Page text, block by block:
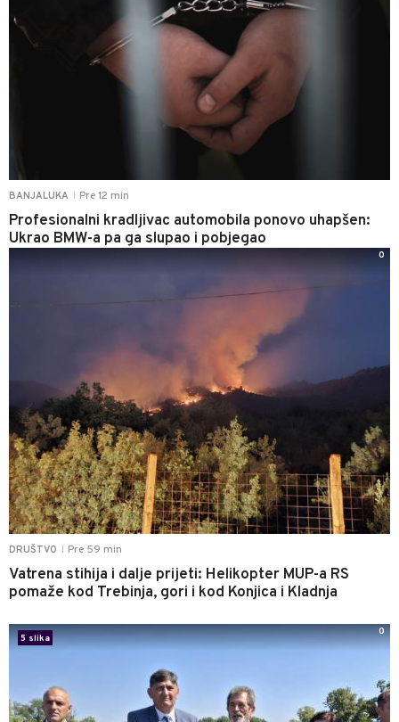
BANJALUKA Pre 12 min
Profesionalni kradljivac automobila ponovo uhapšen:
Ukrao BMW-a pa ga slupao i pobjegao
DRUŠTVO Pre 59 min
Vatrena stihija i dalje prijeti: Helikopter MUP-a RS
pomaže kod Trebinja, gori i kod Konjica i Kladnja
0
5 slika
0